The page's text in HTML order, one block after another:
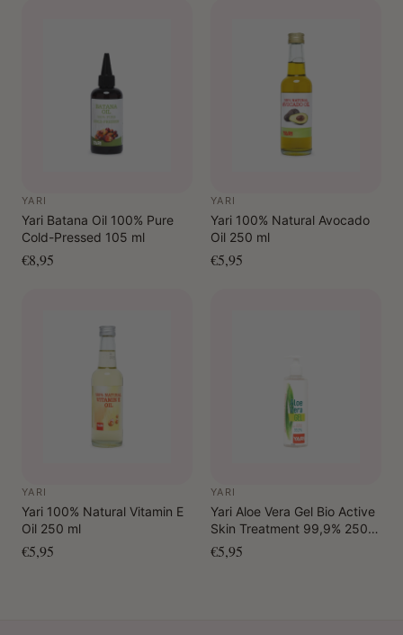
YARI
Yari Batana Oil 100% Pure
Cold-Pressed 105 ml
€8,95
YARI
Yari 100% Natural Avocado
Oil 250 ml
€5,95
YARI
Yari 100% Natural Vitamin E
Oil 250 ml
€5,95
YARI
Yari Aloe Vera Gel Bio Active
Skin Treatment 99,9% 250
ml
€5,95